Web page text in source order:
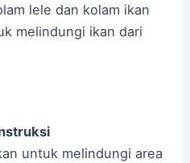
lele dan kolam ikan
melindungi ikan dari
untuk melindungi area